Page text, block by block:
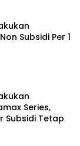
Subsidi Per 1
Series,
Subsidi Tetap